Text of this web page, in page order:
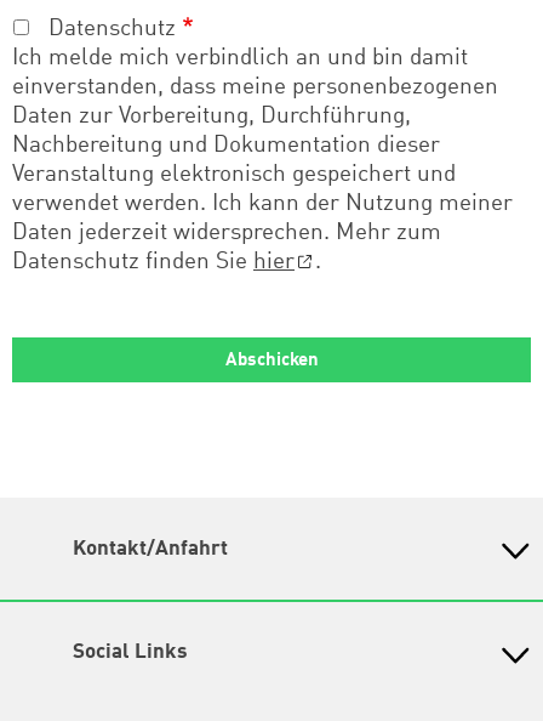
Datenschutz
Ich melde mich verbindlich an und bin damit
einverstanden, dass meine personenbezogenen
Daten zur Vorbereitung, Durchführung,
Nachbereitung und Dokumentation dieser
Veranstaltung elektronisch gespeichert und
verwendet werden. Ich kann der Nutzung meiner
Daten jederzeit widersprechen. Mehr zum
Datenschutz finden Sie hier .
Kontakt/Anfahrt
Social Links